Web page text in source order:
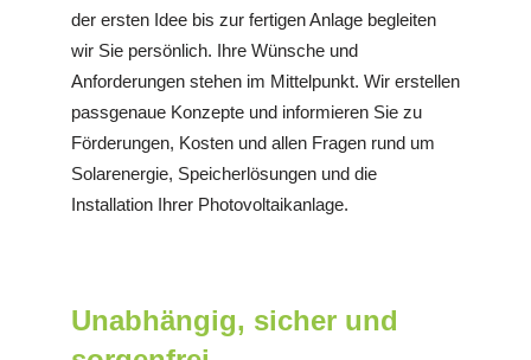
der ersten Idee bis zur fertigen Anlage begleiten
wir Sie persönlich. Ihre Wünsche und
Anforderungen stehen im Mittelpunkt. Wir erstellen
passgenaue Konzepte und informieren Sie zu
Förderungen, Kosten und allen Fragen rund um
Solarenergie, Speicherlösungen und die
Installation Ihrer Photovoltaikanlage.
Unabhängig, sicher und